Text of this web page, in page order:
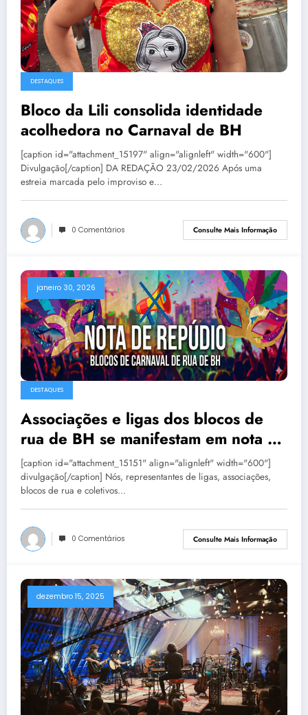
DESTAQUES
Bloco da Lili consolida identidade
acolhedora no Carnaval de BH
[caption id="attachment_15197" align="alignleft" width="600"]
Divulgação[/caption] DA REDAÇÃO 23/02/2026 Após uma
estreia marcada pelo improviso e…
0 Comentários Consulte Mais Informação
janeiro 30, 2026
DESTAQUES
Associações e ligas dos blocos de
rua de BH se manifestam em nota de
repúdio
[caption id="attachment_15151" align="alignleft" width="600"]
divulgação[/caption] Nós, representantes de ligas, associações,
blocos de rua e coletivos…
0 Comentários Consulte Mais Informação
dezembro 15, 2025